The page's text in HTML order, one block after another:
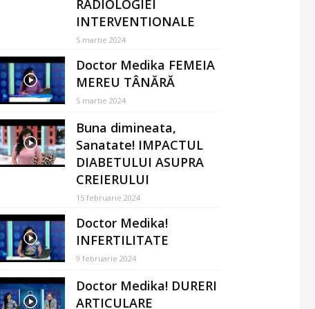
RADIOLOGIEI
INTERVENTIONALE
5 martie 2024
Doctor Medika FEMEIA
MEREU TÂNĂRĂ
5 martie 2024
Buna dimineata,
Sanatate! IMPACTUL
DIABETULUI ASUPRA
CREIERULUI
15 februarie 2024
Doctor Medika!
INFERTILITATE
9 februarie 2024
Doctor Medika! DURERI
ARTICULARE